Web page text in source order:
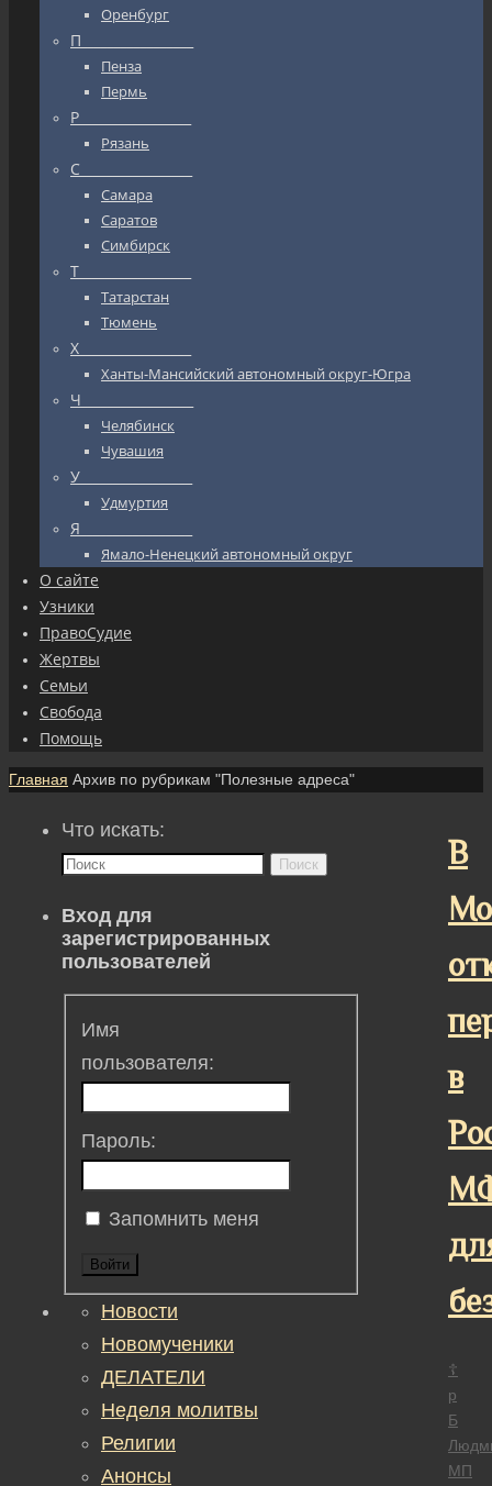
Оренбург
П_________________
Пенза
Пермь
Р_________________
Рязань
С_________________
Самара
Саратов
Симбирск
Т_________________
Татарстан
Тюмень
Х_________________
Ханты-Мансийский автономный округ-Югра
Ч_________________
Челябинск
Чувашия
У_________________
Удмуртия
Я_________________
Ямало-Ненецкий автономный округ
О сайте
Узники
ПравоСудие
Жертвы
Семьи
Свобода
Помощь
Главная Архив по рубрикам "Полезные адреса"
В
в
☦
р
Б
МП
Что искать:
Поиск
Вход для
зарегистрированных
пользователей
Имя
пользователя:
Пароль:
Запомнить меня
Войти
Новости
Новомученики
ДЕЛАТЕЛИ
Неделя молитвы
Религии
Анонсы